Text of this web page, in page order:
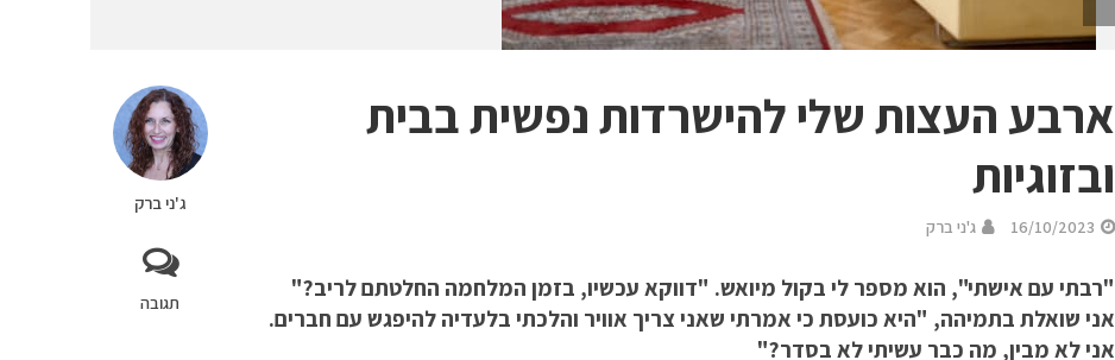
ג'ני ברק
תגובה
ארבע העצות שלי להישרדות נפשית בבית
ובזוגיות
16/10/2023 ג'ני ברק
"רבתי עם אישתי", הוא מספר לי בקול מיואש. "דווקא עכשיו, בזמן המלחמה החלטתם לריב?"
אני שואלת בתמיהה, "היא כועסת כי אמרתי שאני צריך אוויר והלכתי בלעדיה להיפגש עם חברים.
אני לא מבין, מה כבר עשיתי לא בסדר?"